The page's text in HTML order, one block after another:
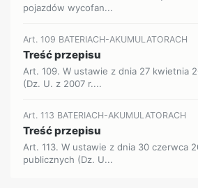
pojazdów wycofan...
Art. 109 BATERIACH-AKUMULATORACH
Treść przepisu
Art. 109. W ustawie z dnia 27 kwietnia
(Dz. U. z 2007 r....
Art. 113 BATERIACH-AKUMULATORACH
Treść przepisu
Art. 113. W ustawie z dnia 30 czerwca
publicznych (Dz. U...